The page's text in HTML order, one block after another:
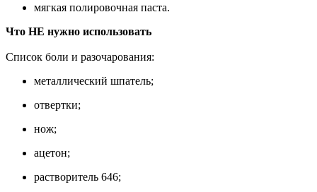
мягкая полировочная паста.
Что НЕ нужно использовать
Список боли и разочарования:
металлический шпатель;
отвертки;
нож;
ацетон;
растворитель 646;